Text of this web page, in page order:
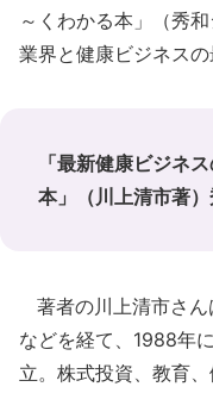
～くわかる本」（秀
業界と健康ビジネスの
「最新健康ビジネ
本」（川上清市著
著者の川上清市さん
などを経て、1988年
立。株式投資、教育